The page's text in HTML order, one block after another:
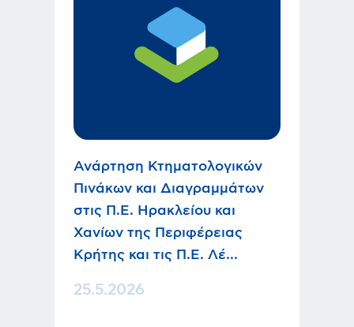
Ανάρτηση Κτηματολογικών
Πινάκων και Διαγραμμάτων
στις Π.Ε. Ηρακλείου και
Χανίων της Περιφέρειας
Κρήτης και τις Π.Ε. Λέ...
25.5.2026